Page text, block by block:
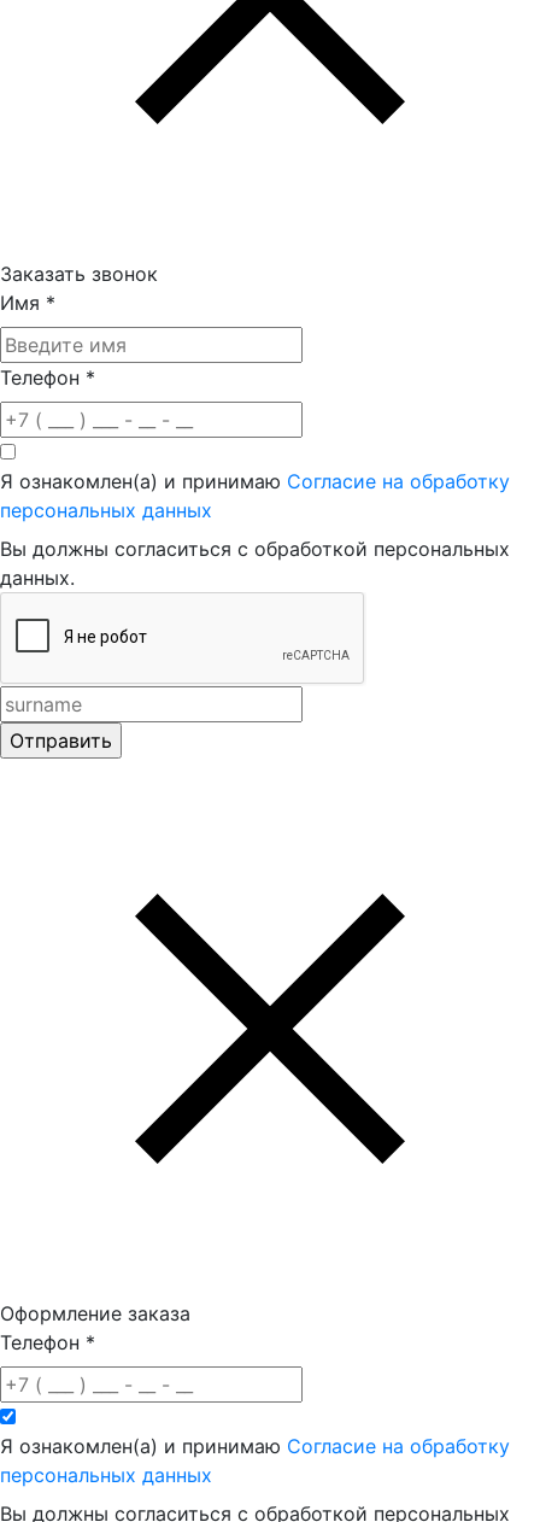
Заказать звонок
Имя *
Телефон *
Я ознакомлен(а) и принимаю Согласие на обработку
персональных данных
Вы должны согласиться с обработкой персональных
данных.
Оформление заказа
Телефон *
Я ознакомлен(а) и принимаю Согласие на обработку
персональных данных
Вы должны согласиться с обработкой персональных